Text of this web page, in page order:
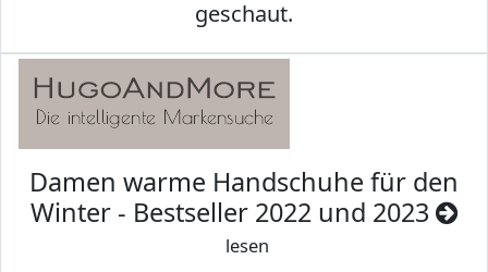
geschaut.
Damen warme Handschuhe für den
Winter - Bestseller 2022 und 2023
lesen